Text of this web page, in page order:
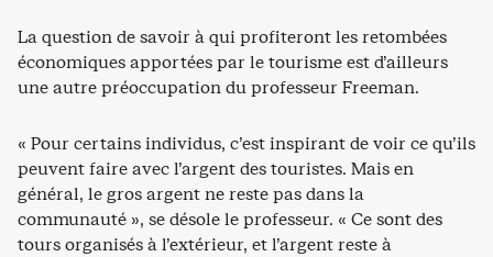
La question de savoir à qui profiteront les retombées
économiques apportées par le tourisme est d’ailleurs
une autre préoccupation du professeur Freeman.
« Pour certains individus, c’est inspirant de voir ce qu’ils
peuvent faire avec l’argent des touristes. Mais en
général, le gros argent ne reste pas dans la
communauté », se désole le professeur. « Ce sont des
tours organisés à l’extérieur, et l’argent reste à